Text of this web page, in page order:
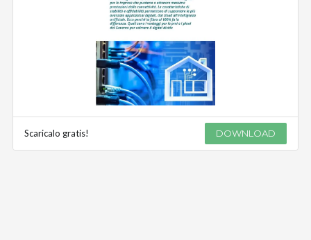
Scaricalo gratis! DOWNLOAD